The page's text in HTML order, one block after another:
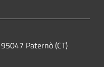
Paternò (CT)